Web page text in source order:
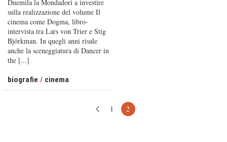
Duemila la Mondadori a investire
sulla realizzazione del volume Il
cinema come Dogma, libro-
intervista tra Lars von Trier e Stig
Björkman. In quegli anni risale
anche la sceneggiatura di Dancer in
the [...]
biografie / cinema
1 2